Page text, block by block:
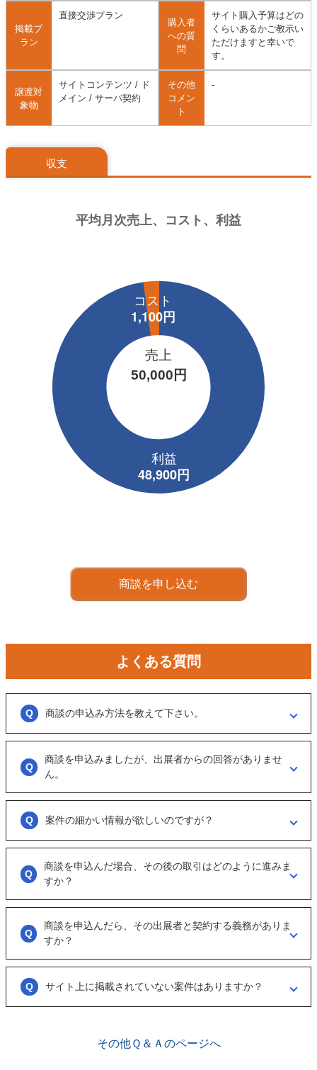
掲載プ
ラン
直接交渉プラン
購入者
への質
問
サイト購入予算はどの
くらいあるかご教示い
ただけますと幸いで
す。
譲渡対
象物
サイトコンテンツ / ド
メイン / サーバ契約
その他
コメン
ト
-
収支
売上
50,000円
商談を申し込む
よくある質問
商談の申込み方法を教えて下さい。
「商談を申し込む」ボタンからお申し込みください。
商談といっても、急に条件、金額交渉を行う訳ではなくまずは、どのよ
うな事業をされているのか？
可能であれば、詳細情報を出して欲しいと連絡ください。
商談を申込みましたが、出展者からの回答がありませ
ん。
大変申し訳ございません。こちらも、回答がない出展者には返事をする
ように催促をしております。
ただ、案件を見ていない方もおられるので、数日経っても返信がない場
案件の細かい情報が欲しいのですが？
「商談を申し込む」ボタンから案件の詳細情報をリクエストしてくださ
オンラインとは言え対人のやりとりですので、丁寧な言葉遣いを心掛け
商談を申込んだ場合、その後の取引はどのように進みま
すか？
実際に出展者（仲介案件の場合、仲介担当者）とのメッセージのやりと
りになります。
具体的に購入を考えた場合は、一度、出展者とのオンライン面談を行う
商談を申込んだら、その出展者と契約する義務がありま
すか？
ございません。まずは、商談でどのような事業なのかを確認する目的も
あるため、気軽に商談申し込みを行ってください。
サイト上に掲載されていない案件はありますか？
その他Ｑ＆Ａのページへ